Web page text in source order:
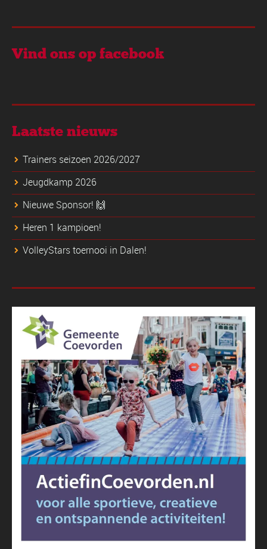
Vind ons op facebook
Laatste nieuws
Trainers seizoen 2026/2027
Jeugdkamp 2026
Nieuwe Sponsor! 🙌
Heren 1 kampioen!
VolleyStars toernooi in Dalen!